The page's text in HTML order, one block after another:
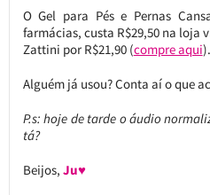
O Gel para Pés e Pernas
farmácias, custa R$29,50 na loja
Zattini por R$21,90 (compre aqui
Alguém já usou? Conta aí o que
P.s: hoje de tarde o áudio
tá?
Beijos, Ju♥